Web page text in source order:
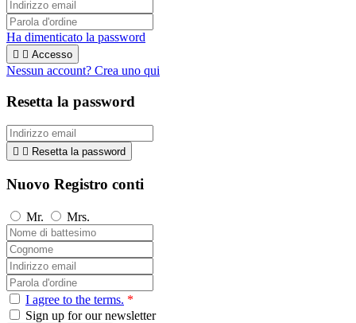
Ha dimenticato la password
  Accesso
Nessun account? Crea uno qui
Resetta la password
  Resetta la password
Nuovo Registro conti
Mr. Mrs.
I agree to the terms. *
Sign up for our newsletter